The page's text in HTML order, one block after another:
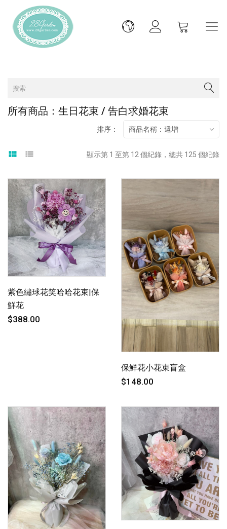
所有商品：生日花束 / 告白求婚花束
view_module view_list 顯示第 1 至第 12 個紀錄，總共 125 個紀錄
排序： 商品名稱：遞增
紫色繡球花笑哈哈花束|保
鮮花
$388.00
保鮮花小花束盲盒
$148.00